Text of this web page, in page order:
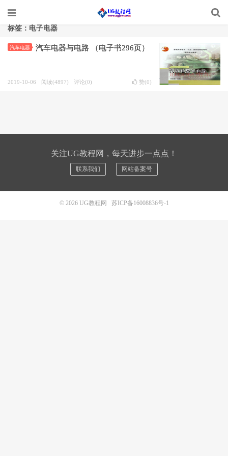
标签：电子电器
汽车电器 汽车电器与电路 （电子书296页）
2019-10-06 阅读(4897) 评论(0) 赞(0)
关注UG教程网，每天进步一点点！
联系我们 网站备案号
© 2026 UG教程网 苏ICP备16008836号-1